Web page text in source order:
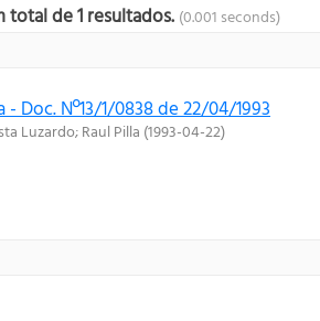
total de 1 resultados. (0.001 seconds)
- Doc. Nº13/1/0838 de 22/04/1993
Luzardo;Raul Pilla (1993-04-22)